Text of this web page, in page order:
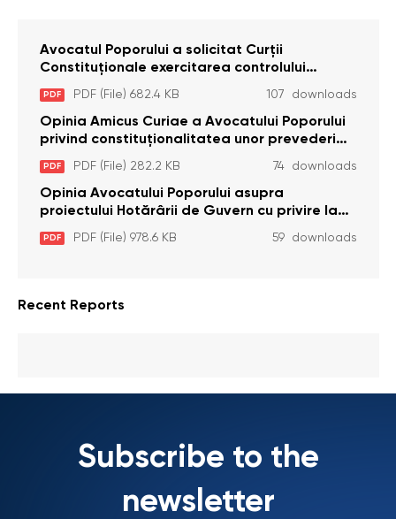
Avocatul Poporului a solicitat Curţii
Constituţionale exercitarea controlului
constituţionalităţii unor prevederi cu privire la
plata alocației sociale de stat persoanelor
cu dizabilitați care sunt private de liberate
PDF PDF (File) 682.4 KB 107 downloads
Opinia Amicus Curiae a Avocatului Poporului
privind constituționalitatea unor prevederi
care interzic angajarea în organizațiile de
pază particulară a persoanelor condamnate
pentru comiterea cu intenție a unor infracțiuni
a fost luată în considerare de Curtea
Constituțională
PDF PDF (File) 282.2 KB 74 downloads
Opinia Avocatului Poporului asupra
proiectului Hotărârii de Guvern cu privire la
aprobarea proiectului de lege privind
activitatea sanitară veterinarăa
PDF PDF (File) 978.6 KB 59 downloads
Recent Reports
Subscribe to the
newsletter